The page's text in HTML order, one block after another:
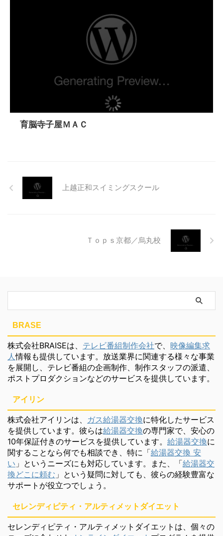
育脳寺子屋ＭＡＣ
上越正和スイミングスクール
Ｔｏｐｓ京都／烏丸校
BRASE
株式会社BRAISEは、 テレビ番組制作会社で、 映像編集求
人情報も提供しています。放送業界に関連する様々な事業
を展開し、テレビ番組の企画制作、制作スタッフの派遣、
ポストプロダクションなどのサービスを提供しています。
アイリン
株式会社アイリンは、 ガス給湯器交換に特化したサービス
を提供しています。彼らは給湯器交換の専門家で、安心の
10年保証付きのサービスを提供しています。 給湯器交換に
関することなら何でも相談でき、特に「給湯器交換 安
い 」というニーズにも対応しています。また、「給湯器交
換どこに頼む 」という疑問に対しても、彼らの経験豊富な
サポートが役立つでしょう。
セレンディピティ・アルティメットダイエット
セレンディピティ・アルティメットダイエットは、個々の